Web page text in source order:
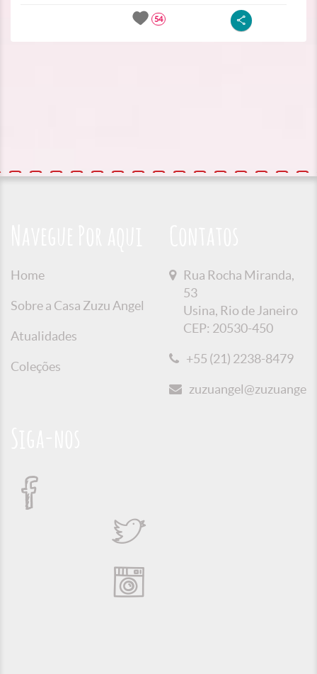
54
Home
Sobre a Casa Zuzu Angel
Atualidades
Coleções
Rua Rocha Miranda,
53
Usina, Rio de Janeiro
CEP: 20530-450
+55 (21) 2238-8479